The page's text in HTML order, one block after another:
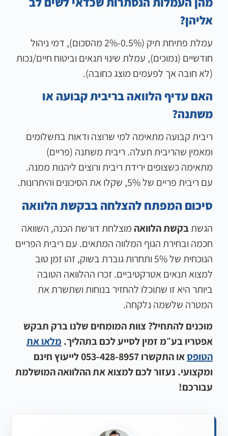
אליהן?
עמלת פתיחת תיק (0.5%-2% מהסכום), דמי ניהול
חודשיים (נמוכים), עמלת שינוי תנאים וביטוח חיים/נכות
(לא חובה אך לפעמים מוצג כחובה).
האם עדיף הלוואה בריבית קבועה או
משתנה?
ריבית קבועה מתאימה למי שרוצה ודאות בתשלומים
ומאמין שהריבית תעלה. ריבית משתנה (פריים)
מתאימה כשצופים ירידת ריבית ורוצים ליהנות ממנה.
עם ריבית פריים של 5%, שקלו את הסיכונים והיתרונות.
סיכום המפתח להצלחה בבקשת הלוואה
הגשתבקשת הלוואה מוצלחת דורשת הכנה, השוואה
חכמה ובחירת הגוף המלווה המתאים. עם ריבית הפריים
הנוכחית של 5% ותחרות גוברת בשוק, זהו זמן טוב
למצוא תנאים אטרקטיביים. זכרו ההלוואה הטובה
ביותר היא זו שתוכלו להחזיר בנוחות ושתשרת את
המטרה שלשמה נלקחה.
מוכנים להתחיל? צוות המומחים שלנו ברק תבקש
אפטריו בע״מ זמין לסייע לכם בתהליך. מלאו את
הטופס
או התקשרו 053-428-8957 לייעוץ חינם
ומקצועי. נעזור לכם למצוא את ההלוואה המושלמת
עבורכם!